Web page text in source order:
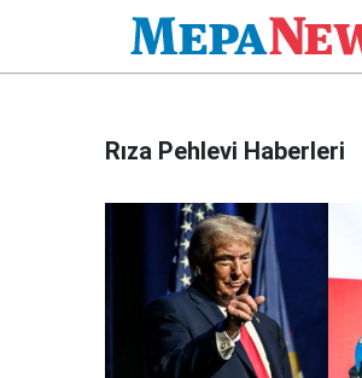
Rıza Pehlevi Haberleri